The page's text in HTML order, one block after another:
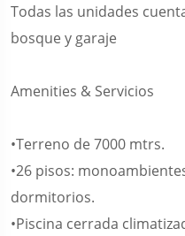
Todas las unidades
bosque y garaje
Amenities & Servicios
•Terreno de 7000 mtrs.
•26 pisos:
dormitorios.
•Piscina cerrada